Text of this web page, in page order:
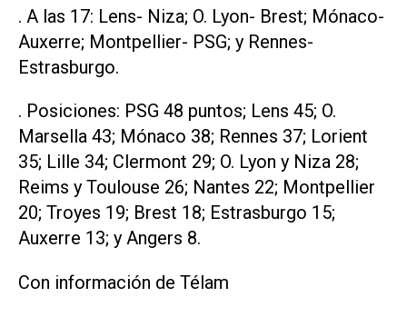
. A las 17: Lens- Niza; O. Lyon- Brest; Mónaco-
Auxerre; Montpellier- PSG; y Rennes-
Estrasburgo.
. Posiciones: PSG 48 puntos; Lens 45; O.
Marsella 43; Mónaco 38; Rennes 37; Lorient
35; Lille 34; Clermont 29; O. Lyon y Niza 28;
Reims y Toulouse 26; Nantes 22; Montpellier
20; Troyes 19; Brest 18; Estrasburgo 15;
Auxerre 13; y Angers 8.
Con información de Télam